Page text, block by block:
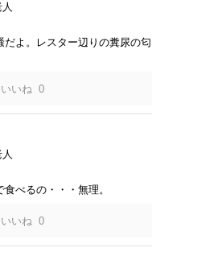
だよ。レスター辺りの糞尿の匂
0
べるの・・・無理。
0